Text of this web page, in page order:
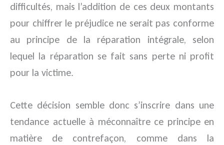
difficultés, mais l’addition de ces deux montants
pour chiffrer le préjudice ne serait pas conforme
au principe de la réparation intégrale, selon
lequel la réparation se fait sans perte ni profit
pour la victime.
Cette décision semble donc s’inscrire dans une
tendance actuelle à méconnaître ce principe en
matière de contrefaçon, comme dans la